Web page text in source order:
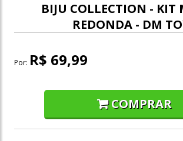
BIJU COLLECTION - KIT
REDONDA - DM
Por: R$ 69,99
COMPRAR